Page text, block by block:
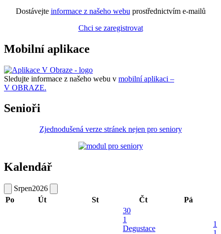
Dostávejte informace z našeho webu prostřednictvím e-mailů
Chci se zaregistrovat
Mobilní aplikace
Sledujte informace z našeho webu v mobilní aplikaci –
V OBRAZE.
Senioři
Zjednodušená verze stránek nejen pro seniory
Kalendář
Srpen2026
Po
Út St Čt
Pá
30
1
Degustace
1